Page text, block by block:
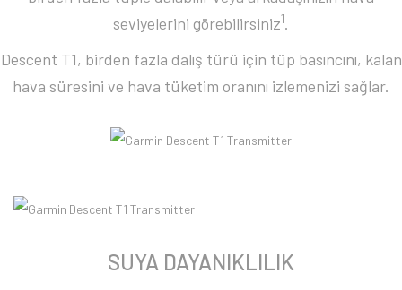
seviyelerini görebilirsiniz1.
Descent T1, birden fazla dalış türü için tüp basıncını, kalan
hava süresini ve hava tüketim oranını izlemenizi sağlar.
SUYA DAYANIKLILIK